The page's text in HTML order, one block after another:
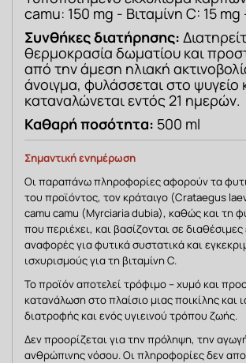
camu: 150 mg - Βιταμίνη C: 15 mg
Συνθήκες διατήρησης:
θερμοκρασία δωματίου και
από την άμεση ηλιακή
άνοιγμα, φυλάσσεται στο ψυγείο
καταναλώνεται εντός 21 ημερών.
Καθαρή ποσότητα: 500 ml
Σημαντική ενημέρωση
Οι παραπάνω πληροφορίες αφορούν τα
του προϊόντος, τον κράταιγο (Crataegus
camu camu (Myrciaria dubia), καθώς και τη
που περιέχει, και βασίζονται σε
αναφορές για φυτικά συστατικά και
ισχυρισμούς για τη βιταμίνη C.
Το προϊόν αποτελεί τρόφιμο – χυμό και
κατανάλωση στο πλαίσιο μιας ποικίλης και
διατροφής και ενός υγιεινού τρόπου ζωής.
Δεν προορίζεται για την πρόληψη, την
ανθρώπινης νόσου. Οι πληροφορίες δεν